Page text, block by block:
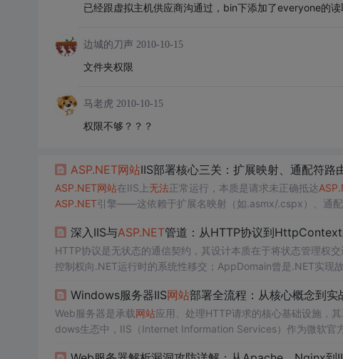
已经跟虚拟主机供应商沟通过，bin下添加了everyone的读
边城的刀声 2010-10-15
文件夹权限
马老虎 2010-10-15
权限不够？？？
ASP.NET网站IIS部署核心三关：扩展映射、通配符路
ASP.NET网站在IIS上无法正常运行，本质是请求未正确抵达
ASP.NET引擎——这依赖于扩展名映射（如.asmx/.cspx）、通
这两套机制，不仅能解
深入IIS与ASP.NET管道：从HTTP协议到
HTTP协议是无状态的通信契约，其设计本质在于将状态管理权
控制权向.NET运行时的系统性移交；AppDomain曾是.NET实
NET 6 Minimal Hosting模型迁移的全链路技术决策。本文聚焦
Windows服务器IIS网站部署全流程：从核心概念到实
Web服务器是承载网站应用、处理HTTP请求的核心基础设施，
dows生态中，IIS（Internet Information Services）作为微软官